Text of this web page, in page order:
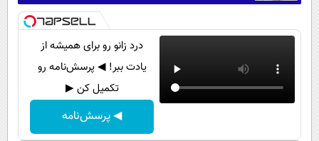
درد زانو رو برای همیشه از
یادت ببر! ◀ پرسش‌نامه رو
تکمیل کن ▶
◀ پرسش‌نامه